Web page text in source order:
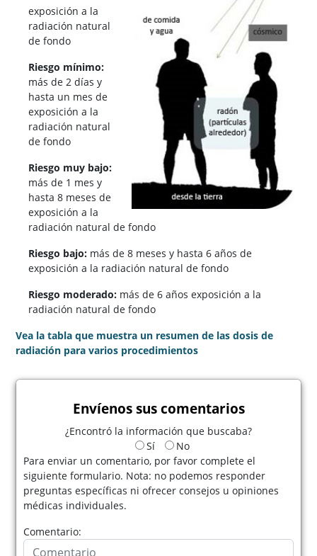
exposición a la
radiación natural
de fondo
Riesgo mínimo:
más de 2 días y
hasta un mes de
exposición a la
radiación natural
de fondo
Riesgo muy bajo:
más de 1 mes y
hasta 8 meses de
exposición a la
radiación natural de fondo
Riesgo bajo:más de 8 meses y hasta 6 años de
exposición a la radiación natural de fondo
Riesgo moderado:más de 6 años exposición a la
radiación natural de fondo
Vea la tabla que muestra un resumen de las dosis de
radiación para varios procedimientos
Envíenos sus comentarios
¿Encontró la información que buscaba?
Sí
No
Para enviar un comentario, por favor complete el
siguiente formulario. Nota: no podemos responder
preguntas específicas ni ofrecer consejos u opiniones
médicas individuales.
Comentario: